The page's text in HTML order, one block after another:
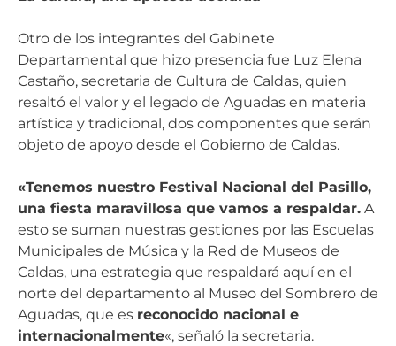
Otro de los integrantes del Gabinete
Departamental que hizo presencia fue Luz Elena
Castaño, secretaria de Cultura de Caldas, quien
resaltó el valor y el legado de Aguadas en materia
artística y tradicional, dos componentes que serán
objeto de apoyo desde el Gobierno de Caldas.
«Tenemos nuestro Festival Nacional del Pasillo,
una fiesta maravillosa que vamos a respaldar. A
esto se suman nuestras gestiones por las Escuelas
Municipales de Música y la Red de Museos de
Caldas, una estrategia que respaldará aquí en el
norte del departamento al Museo del Sombrero de
Aguadas, que es reconocido nacional e
internacionalmente«, señaló la secretaria.